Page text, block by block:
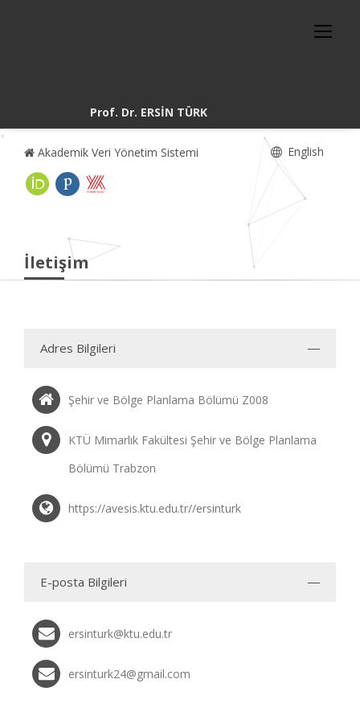
Prof. Dr. ERSİN TÜRK
Akademik Veri Yönetim Sistemi English
İletişim
Adres Bilgileri
Şehir ve Bölge Planlama Bölümü Z008
KTÜ Mimarlık Fakültesi Şehir ve Bölge Planlama
Bölümü Trabzon
https://avesis.ktu.edu.tr//ersinturk
E-posta Bilgileri
ersinturk@ktu.edu.tr
ersinturk24@gmail.com